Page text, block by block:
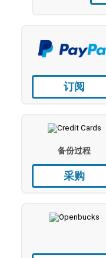
订阅
备份过程
采购